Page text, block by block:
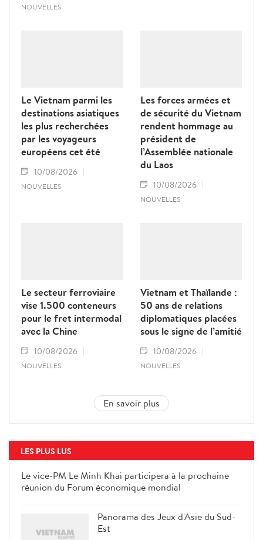
NOUVELLES
Le Vietnam parmi les
destinations asiatiques
les plus recherchées
par les voyageurs
européens cet été
10/08/2026
NOUVELLES
Les forces armées et
de sécurité du Vietnam
rendent hommage au
président de
l’Assemblée nationale
du Laos
10/08/2026
NOUVELLES
Le secteur ferroviaire
vise 1.500 conteneurs
pour le fret intermodal
avec la Chine
10/08/2026
NOUVELLES
Vietnam et Thaïlande :
50 ans de relations
diplomatiques placées
sous le signe de l’amitié
10/08/2026
NOUVELLES
En savoir plus
LES PLUS LUS
Le vice-PM Le Minh Khai participera à la prochaine
réunion du Forum économique mondial
Panorama des Jeux d'Asie du Sud-
Est